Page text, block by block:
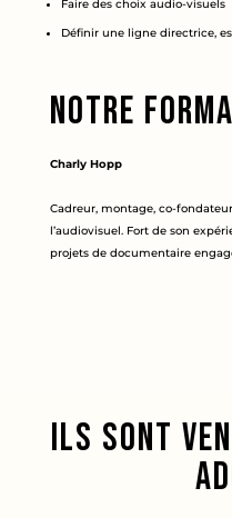
Faire des choix audio-visuels
Définir une ligne directrice,
Notre
Charly Hopp
Cadreur, montage, co-
l’audiovisuel. Fort de son
projets de documentaire
Ils sont